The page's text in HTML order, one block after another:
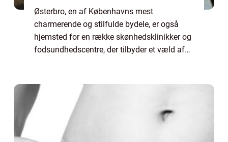
Østerbro, en af Københavns mest
charmerende og stilfulde bydele, er også
hjemsted for en række skønhedsklinikker og
fodsundhedscentre, der tilbyder et væld af